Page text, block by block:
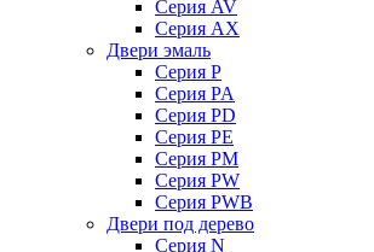
Серия AV
Серия AX
Двери эмаль
Серия P
Серия PA
Серия PD
Серия PE
Серия PM
Серия PW
Серия PWB
Двери под дерево
Серия N